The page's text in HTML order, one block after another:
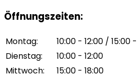
Öffnungszeiten:
Montag:
10:00 - 12:00 / 15:00
Dienstag:
10:00 - 12:00
Mittwoch:
15:00 - 18:00